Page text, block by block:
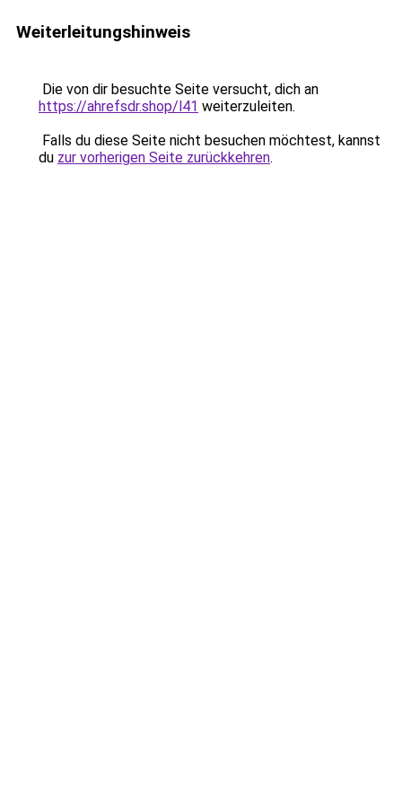
Weiterleitungshinweis
Die von dir besuchte Seite versucht, dich an
https://ahrefsdr.shop/l41 weiterzuleiten.
Falls du diese Seite nicht besuchen möchtest, kannst
du zur vorherigen Seite zurückkehren.